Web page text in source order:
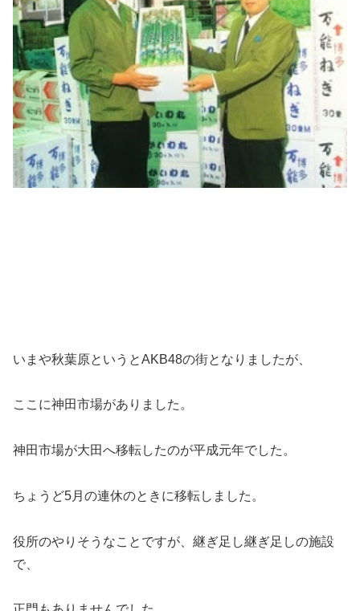
いまや秋葉原というとAKB48の街となりましたが、
ここに神田市場がありました。
神田市場が大田へ移転したのが平成元年でした。
ちょうど5月の連休のときに移転しました。
役所のやりそうなことですが、継ぎ足し継ぎ足しの施設
で、